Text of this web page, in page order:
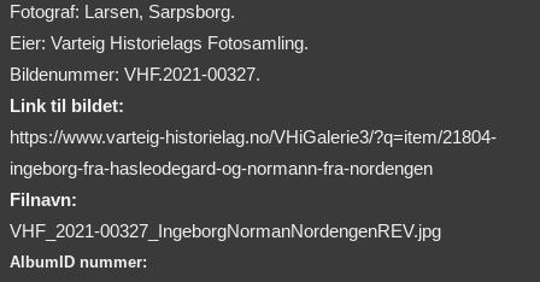
Fotograf: Larsen, Sarpsborg.
Eier: Varteig Historielags Fotosamling.
Bildenummer: VHF.2021-00327.
Link til bildet:
https://www.varteig-historielag.no/VHiGalerie3/?q=item/21804-
ingeborg-fra-hasleodegard-og-normann-fra-nordengen
Filnavn:
VHF_2021-00327_IngeborgNormanNordengenREV.jpg
AlbumID nummer: